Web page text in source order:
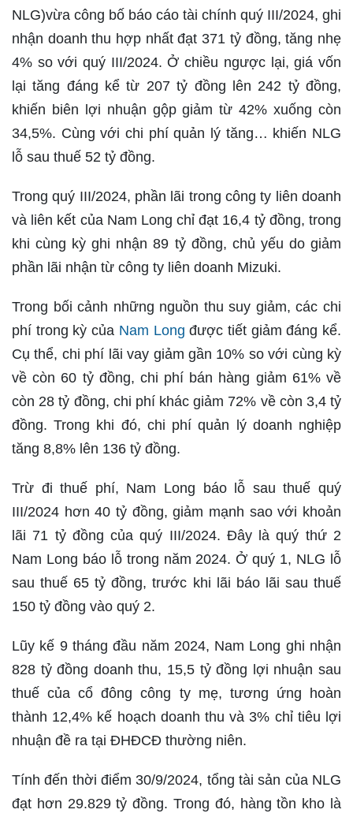
NLG)vừa công bố báo cáo tài chính quý III/2024, ghi
nhận doanh thu hợp nhất đạt 371 tỷ đồng, tăng nhẹ
4% so với quý III/2024. Ở chiều ngược lại, giá vốn
lại tăng đáng kể từ 207 tỷ đồng lên 242 tỷ đồng,
khiến biên lợi nhuận gộp giảm từ 42% xuống còn
34,5%. Cùng với chi phí quản lý tăng… khiến NLG
lỗ sau thuế 52 tỷ đồng.
Trong quý III/2024, phần lãi trong công ty liên doanh
và liên kết của Nam Long chỉ đạt 16,4 tỷ đồng, trong
khi cùng kỳ ghi nhận 89 tỷ đồng, chủ yếu do giảm
phần lãi nhận từ công ty liên doanh Mizuki.
Trong bối cảnh những nguồn thu suy giảm, các chi
phí trong kỳ của Nam Long được tiết giảm đáng kể.
Cụ thể, chi phí lãi vay giảm gần 10% so với cùng kỳ
về còn 60 tỷ đồng, chi phí bán hàng giảm 61% về
còn 28 tỷ đồng, chi phí khác giảm 72% về còn 3,4 tỷ
đồng. Trong khi đó, chi phí quản lý doanh nghiệp
tăng 8,8% lên 136 tỷ đồng.
Trừ đi thuế phí, Nam Long báo lỗ sau thuế quý
III/2024 hơn 40 tỷ đồng, giảm mạnh sao với khoản
lãi 71 tỷ đồng của quý III/2024. Đây là quý thứ 2
Nam Long báo lỗ trong năm 2024. Ở quý 1, NLG lỗ
sau thuế 65 tỷ đồng, trước khi lãi báo lãi sau thuế
150 tỷ đồng vào quý 2.
Lũy kế 9 tháng đầu năm 2024, Nam Long ghi nhận
828 tỷ đồng doanh thu, 15,5 tỷ đồng lợi nhuận sau
thuế của cổ đông công ty mẹ, tương ứng hoàn
thành 12,4% kế hoạch doanh thu và 3% chỉ tiêu lợi
nhuận đề ra tại ĐHĐCĐ thường niên.
Tính đến thời điểm 30/9/2024, tổng tài sản của NLG
đạt hơn 29.829 tỷ đồng. Trong đó, hàng tồn kho là